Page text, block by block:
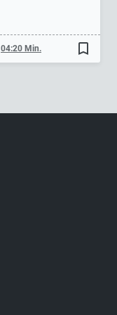
04:20 Min. bookmark_border